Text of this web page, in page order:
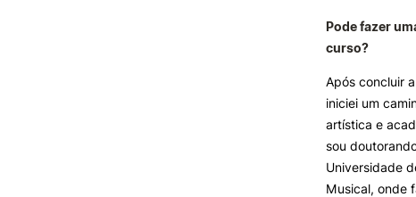
Pode fazer
curso?
Após concluir
iniciei um
artística e
sou
Universidade
Musical, onde